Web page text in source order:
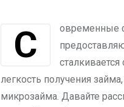
Современные финансовые сервисы, такие как «Нэокредит»,
легкость получения
микрозайма. Давайте